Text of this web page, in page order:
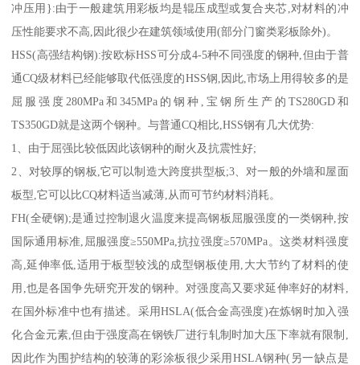
冲压用}:由于一般建筑用彩板均是辊压成型或复合夹芯,对材料的冲
压性能要求不高,因此很少在建筑领域使用(部分门窗类彩板除外)。
HSS(高强结构钢):按欧标HSS可分成4-5种不同强度的钢种,但由于普
通CQ级材料已经能够取代低强度的HSS钢,因此,市场上用得较多的是
屈服强度280MPa和345MPa的钢种,宝钢所生产的TS280GD和
TS350GD就是这两个钢种。与普通CQ相比,HSS钢有几大优势:
1、由于屈强比较低因此该钢种的耐火及抗震性好;
2、对较厚的钢板,它可以制造大跨度拱型板;3、对一般的外墙和屋面
板型,它可以比CQ材料适当减薄,从而可节约材料消耗。
FH(全硬钢);是通过控制退火温度来提高钢板屈服强度的一类钢种,按
国际通用标准,屈服强度≥550MPa,抗拉强度≥570MPa。这类材料强度
高,延伸率低,适用于板型较浅的成型钢板使用,大大节约了材料的使
用,也是各国争先研究开发的钢种。对强度高又要求延伸率好的材料,
在国外标准中也有描述。采用HSLA(低合金高强度)在炼钢时加入强
化合金元素,但由于强度高在钢铁厂进行轧制时加大压下率就有限制,
因此作为围护结构的较薄的彩涂板很少采用HSLA钢种(另一缺点是